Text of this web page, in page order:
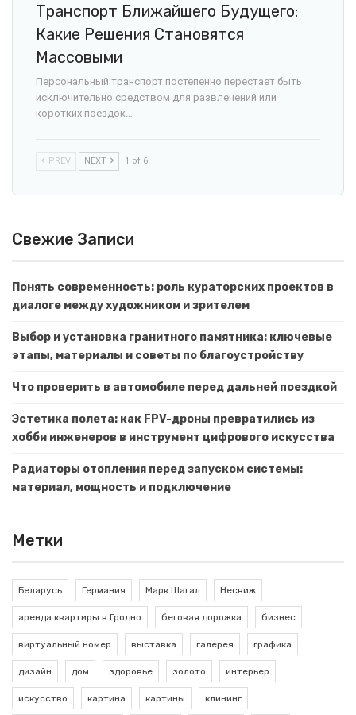
Транспорт Ближайшего Будущего:
Какие Решения Становятся
Массовыми
Персональный транспорт постепенно перестает быть
исключительно средством для развлечений или
коротких поездок…
PREV NEXT 1 of 6
Свежие Записи
Понять современность: роль кураторских проектов в
диалоге между художником и зрителем
Выбор и установка гранитного памятника: ключевые
этапы, материалы и советы по благоустройству
Что проверить в автомобиле перед дальней поездкой
Эстетика полета: как FPV-дроны превратились из
хобби инженеров в инструмент цифрового искусства
Радиаторы отопления перед запуском системы:
материал, мощность и подключение
Метки
Беларусь Германия Марк Шагал Несвиж
аренда квартиры в Гродно беговая дорожка бизнес
виртуальный номер выставка галерея графика
дизайн дом здоровье золото интерьер
искусство картина картины клининг